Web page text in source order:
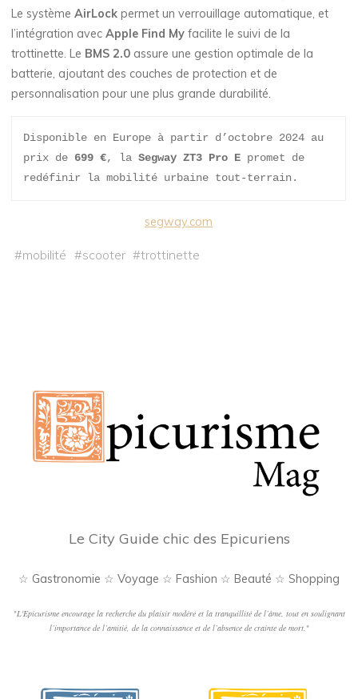
Le systèmeAirLock permet un verrouillage automatique, et
l’intégration avecApple Find My facilite le suivi de la
trottinette. Le BMS 2.0 assure une gestion optimale de la
batterie, ajoutant des couches de protection et de
personnalisation pour une plus grande durabilité.
Disponible en Europe à partir d’octobre 2024 au
prix de 699 €, la Segway ZT3 Pro E promet de
redéfinir la mobilité urbaine tout-terrain.
segway.com
#mobilité #scooter #trottinette
Le City Guide chic des Epicuriens
☆ Gastronomie ☆ Voyage ☆ Fashion ☆ Beauté ☆ Shopping
"L'Epicurisme encourage la recherche du plaisir modéré et la tranquillité de l’âme, tout en soulignant
l’importance de l’amitié, de la connaissance et de l’absence de crainte de mort."